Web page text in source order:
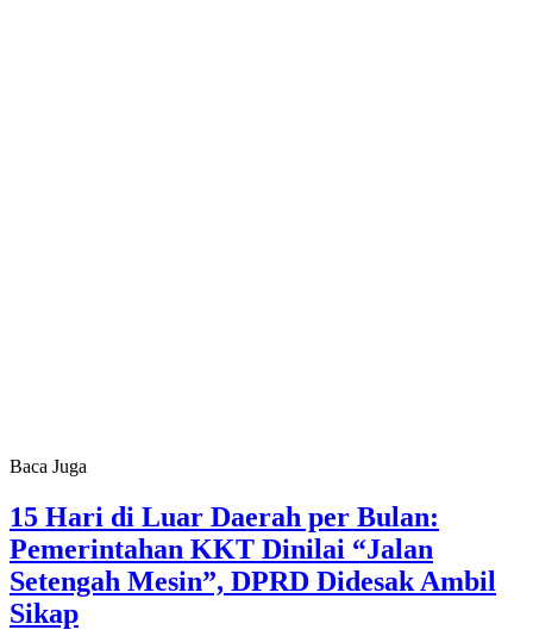
Baca Juga
15 Hari di Luar Daerah per Bulan:
Pemerintahan KKT Dinilai “Jalan
Setengah Mesin”, DPRD Didesak Ambil
Sikap